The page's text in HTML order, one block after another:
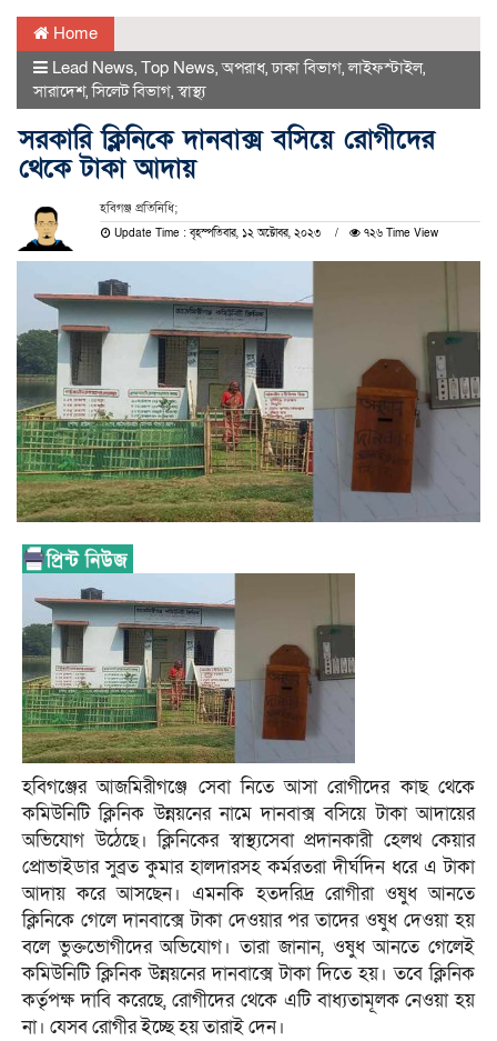
Home
Lead News, Top News,অপরাধ,ঢাকা বিভাগ,লাইফস্টাইল,
সারাদেশ,সিলেট বিভাগ,স্বাস্থ্য
সরকারি ক্লিনিকে দানবাক্স বসিয়ে রোগীদের
থেকে টাকা আদায়
হবিগঞ্জ প্রতিনিধি;
Update Time : বৃহস্পতিবার, ১২ অক্টোবর, ২০২৩ ৭২৬ Time View
হবিগঞ্জের আজমিরীগঞ্জে সেবা নিতে আসা রোগীদের কাছ থেকে
কমিউনিটি ক্লিনিক উন্নয়নের নামে দানবাক্স বসিয়ে টাকা আদায়ের
অভিযোগ উঠেছে। ক্লিনিকের স্বাস্থ্যসেবা প্রদানকারী হেলথ কেয়ার
প্রোভাইডার সুব্রত কুমার হালদারসহ কর্মরতরা দীর্ঘদিন ধরে এ টাকা
আদায় করে আসছেন। এমনকি হতদরিদ্র রোগীরা ওষুধ আনতে
ক্লিনিকে গেলে দানবাক্সে টাকা দেওয়ার পর তাদের ওষুধ দেওয়া হয়
বলে ভুক্তভোগীদের অভিযোগ। তারা জানান, ওষুধ আনতে গেলেই
কমিউনিটি ক্লিনিক উন্নয়নের দানবাক্সে টাকা দিতে হয়। তবে ক্লিনিক
কর্তৃপক্ষ দাবি করেছে, রোগীদের থেকে এটি বাধ্যতামূলক নেওয়া হয়
না। যেসব রোগীর ইচ্ছে হয় তারাই দেন।